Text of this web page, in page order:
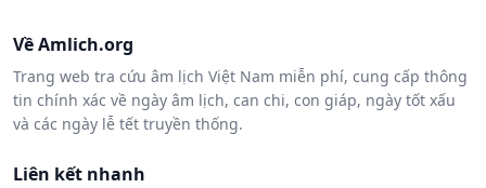
Về Amlich.org
Trang web tra cứu âm lịch Việt Nam miễn phí, cung cấp thông
tin chính xác về ngày âm lịch, can chi, con giáp, ngày tốt xấu
và các ngày lễ tết truyền thống.
Liên kết nhanh